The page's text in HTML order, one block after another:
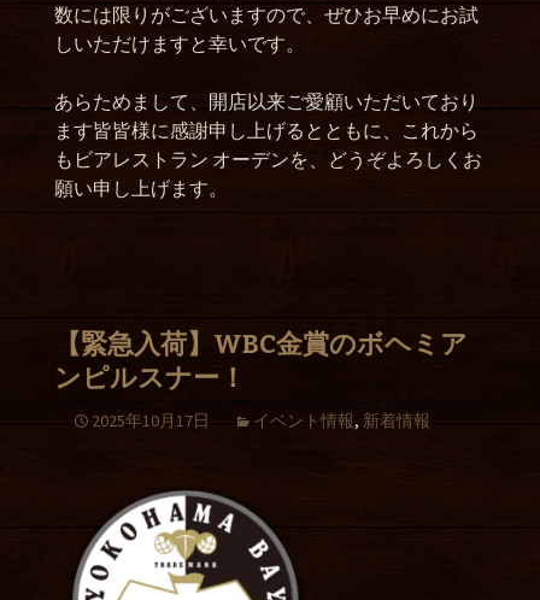
数には限りがございますので、ぜひお早めにお試
しいただけますと幸いです。
あらためまして、開店以来ご愛顧いただいており
ます皆皆様に感謝申し上げるとともに、これから
もビアレストラン オーデンを、どうぞよろしくお
願い申し上げます。
【緊急入荷】WBC金賞のボヘミア
ンピルスナー！
2025年10月17日 イベント情報, 新着情報